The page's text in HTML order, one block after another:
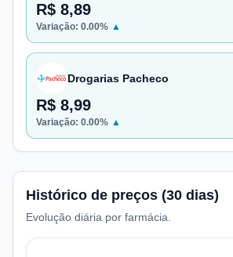
R$ 8,89
Variação: 0.00% ▲
Drogarias Pacheco
R$ 8,99
Variação: 0.00% ▲
Histórico de preços (30 dias)
Evolução diária por farmácia.